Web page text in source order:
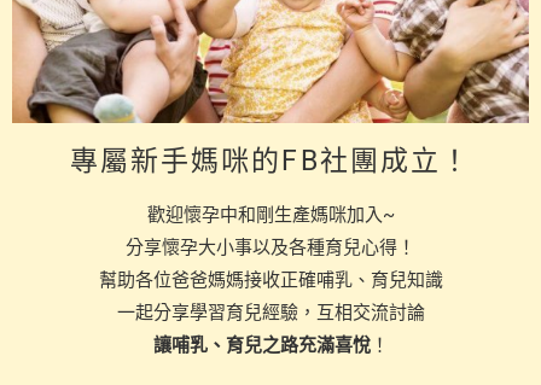
專屬新手媽咪的FB社團成立！
歡迎懷孕中和剛生產媽咪加入~
分享懷孕大小事以及各種育兒心得！
幫助各位爸爸媽媽接收正確哺乳、育兒知識
一起分享學習育兒經驗，互相交流討論
讓哺乳、育兒之路充滿喜悅！